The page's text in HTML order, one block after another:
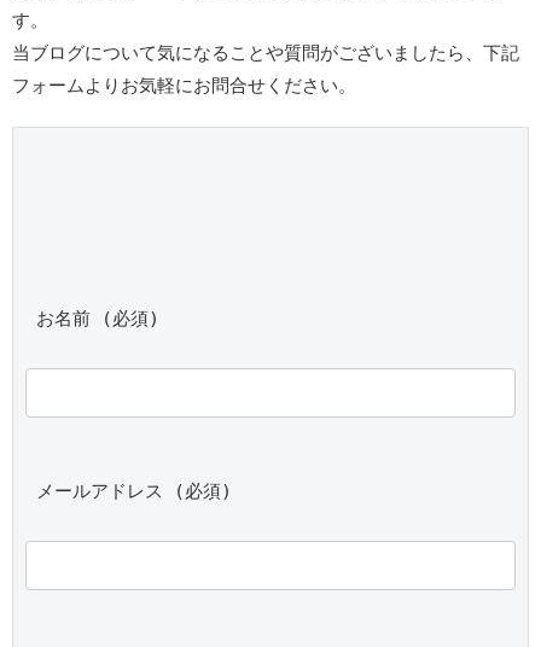
す。
当ブログについて気になることや質問がございましたら、下記
フォームよりお気軽にお問合せください。
お名前 (必須)
メールアドレス (必須)